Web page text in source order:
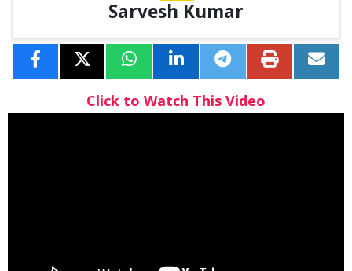
Sarvesh Kumar
Click to Watch This Video